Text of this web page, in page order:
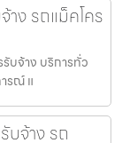
าง รถแม็คโคร
รับจ้าง บริการทั่ว
รณ์ แ
บจ้าง รถ